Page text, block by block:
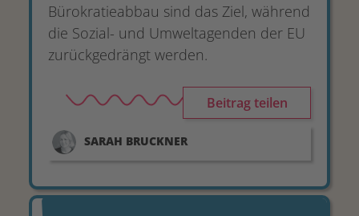
Bürokratieabbau sind das Ziel, während
die Sozial- und Umweltagenden der EU
zurückgedrängt werden.
Beitrag teilen
SARAH BRUCKNER